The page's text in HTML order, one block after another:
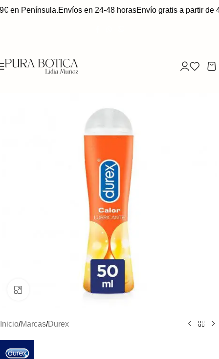
en Península.Envíos en 24-48 horasEnvío gratis a partir de
Clic para ampliar
Inicio/Marcas/Durex